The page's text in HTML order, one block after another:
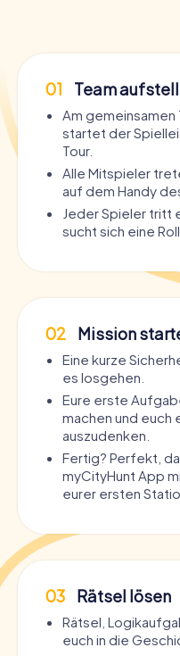
01 Team
Am
startet der
Tour.
Alle Mitspieler
auf dem Handy
Jeder Spieler tritt
sucht sich eine
02 Mission
Eine kurze
es losgehen.
Eure erste
machen und euch
auszudenken.
Fertig? Perfekt,
myCityHunt App
eurer ersten
03 Rätsel lösen
Rätsel,
euch in die